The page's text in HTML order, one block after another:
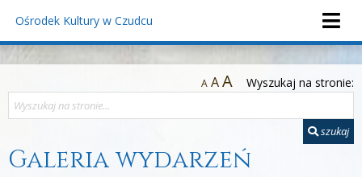
Ośrodek Kultury w Czudcu
A AA Wyszukaj na stronie:
szukaj
Galeria wydarzeń